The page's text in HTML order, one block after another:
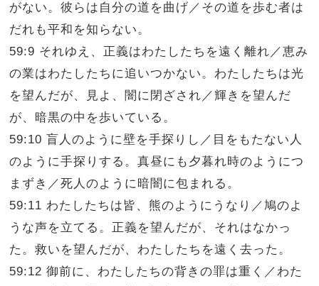
がない。彼らは自分の道を曲げ／その道を歩む者は
だれも平和を知らない。
59:9 それゆえ、正義はわたしたちを遠く離れ／恵み
の業はわたしたちに追いつかない。わたしたちは光
を望んだが、見よ、闇に閉ざされ／輝きを望んだ
が、暗黒の中を歩いている。
59:10 盲人のように壁を手探りし／目をもたない人
のように手探りする。真昼にも夕暮れ時のようにつ
まずき／死人のように暗闇に包まれる。
59:11 わたしたちは皆、熊のようにうなり／鳩のよ
うな声を立てる。正義を望んだが、それはなかっ
た。救いを望んだが、わたしたちを遠く去った。
59:12 御前に、わたしたちの背きの罪は重く／わた